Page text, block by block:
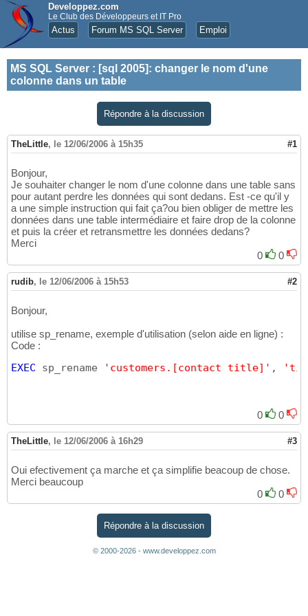
Developpez.com
Le Club des Développeurs et IT Pro
Actus Forum MS SQL Server Emploi
MS SQL Server : [sql 2005]: changer le nom d'une
colonne dans un table
Répondre à la discussion
TheLittle, le 12/06/2006 à 15h35 #1
Bonjour,
Je souhaiter changer le nom d'une colonne dans une table sans
pour autant perdre les données qui sont dedans. Est -ce qu'il y
a une simple instruction qui fait ça?ou bien obliger de mettre les
données dans une table intermédiaire et faire drop de la colonne
et puis la créer et retransmettre les données dedans?
Merci
0
0
rudib, le 12/06/2006 à 15h53 #2
Bonjour,
utilise sp_rename, exemple d'utilisation (selon aide en ligne) :
Code :
EXEC sp_rename 'customers.[contact title]' ,
0 0
TheLittle, le 12/06/2006 à 16h29 #3
Oui efectivement ça marche et ça simplifie beacoup de chose.
Merci beaucoup
0
0
Répondre à la discussion
© 2000-2026 - www.developpez.com